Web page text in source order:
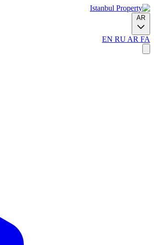
AR
EN RU AR FA